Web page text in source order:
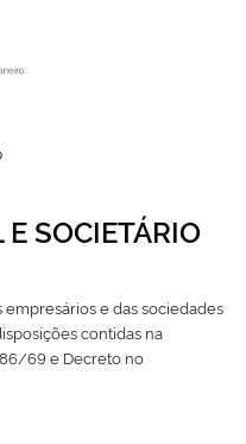
SOCIETÁRIO
e das sociedades
contidas na
69 e Decreto no